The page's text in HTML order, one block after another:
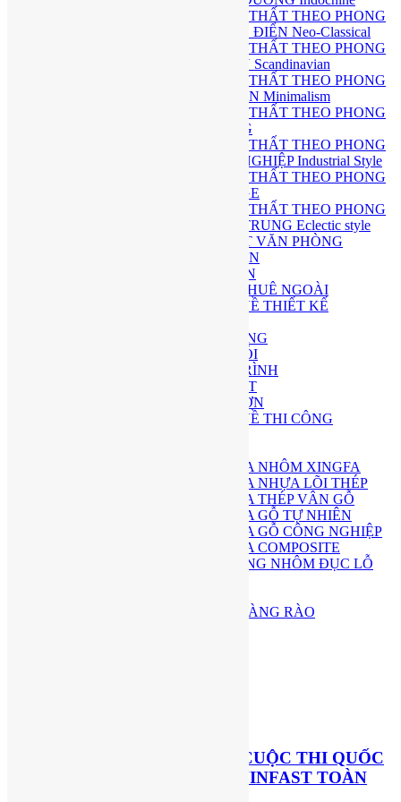
THIẾT KẾ NỘI THẤT THEO PHONG
CÁCH TÂN CỔ ĐIỂN Neo-Classical
THIẾT KẾ NỘI THẤT THEO PHONG
CÁCH BẮC ÂU Scandinavian
THIẾT KẾ NỘI THẤT THEO PHONG
CÁCH TỐI GIẢN Minimalism
THIẾT KẾ NỘI THẤT THEO PHONG
CÁCH Á ĐÔNG
THIẾT KẾ NỘI THẤT THEO PHONG
CÁCH CÔNG NGHIỆP Industrial Style
THIẾT KẾ NỘI THẤT THEO PHONG
CÁCH VINTAGE
THIẾT KẾ NỘI THẤT THEO PHONG
CÁCH CHIẾT TRUNG Eclectic style
THIẾT KẾ NỘI THẤT VĂN PHÒNG
THIẾT KẾ SÂN VƯỜN
LÀM FILM 3D DỰ ÁN
PHÒNG THIẾT KẾ THUÊ NGOÀI
GIẢI ĐÁP TƯ VẤN VỀ THIẾT KẾ
QUY TRÌNH THI CÔNG
THI CÔNG TRỌN GÓI
THI CÔNG CÔNG TRÌNH
THI CÔNG NỘI THẤT
THI CÔNG SÂN VƯỜN
GIẢI ĐÁP TƯ VẤN VỀ THI CÔNG
THI CÔNG CỬA NHÔM XINGFA
THI CÔNG CỬA NHỰA LÕI THÉP
THI CÔNG CỬA THÉP VÂN GỖ
THI CÔNG CỬA GỖ TỰ NHIÊN
THI CÔNG CỬA GỖ CÔNG NGHIỆP
THI CÔNG CỬA COMPOSITE
THI CÔNG MẶT DỰNG NHÔM ĐỤC LỖ
THI CÔNG CỔNG, HÀNG RÀO
CTY H2 ĐẠT GIẢI THƯỞNG CUỘC THI QUỐC
TẾ THIẾT KẾ SHOWROOM VINFAST TOÀN